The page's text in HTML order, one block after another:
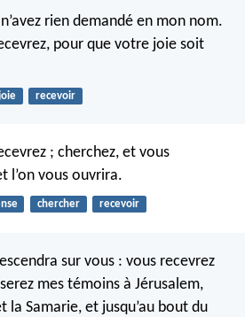
rien demandé en mon nom.
pour que votre joie soit
recevoir
; cherchez, et vous
l’on vous ouvrira.
chercher recevoir
sur vous : vous recevrez
mes témoins à Jérusalem,
la Samarie, et jusqu’au bout du